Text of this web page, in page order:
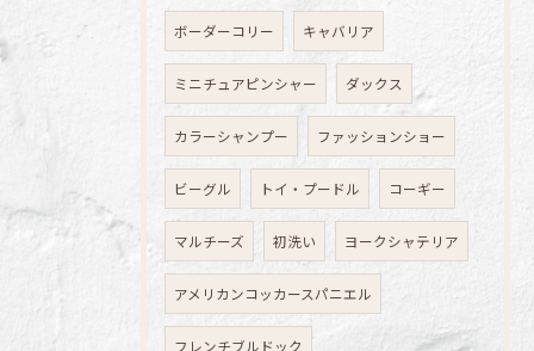
ボーダーコリー キャバリア
ミニチュアピンシャー ダックス
カラーシャンプー ファッションショー
ビーグル トイ・プードル コーギー
マルチーズ 初洗い ヨークシャテリア
アメリカンコッカースパニエル
フレンチブルドック